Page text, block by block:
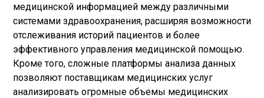
медицинской информацией между различными
системами здравоохранения, расширяя возможности
отслеживания историй пациентов и более
эффективного управления медицинской помощью.
Кроме того, сложные платформы анализа данных
позволяют поставщикам медицинских услуг
анализировать огромные объемы медицинских